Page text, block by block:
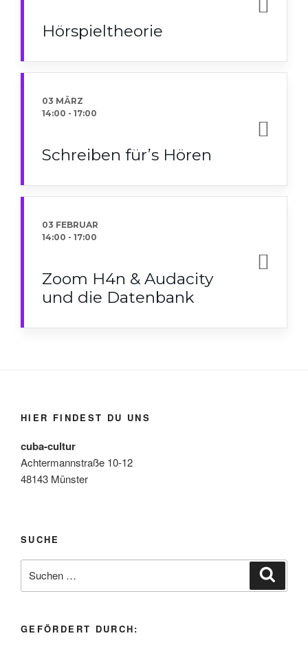
Hörspieltheorie
03 MÄRZ
14:00 - 17:00
Schreiben für’s Hören
03 FEBRUAR
14:00 - 17:00
Zoom H4n & Audacity
und die Datenbank
HIER FINDEST DU UNS
cuba-cultur
Achtermannstraße 10-12
48143 Münster
SUCHE
nach:
GEFÖRDERT DURCH: